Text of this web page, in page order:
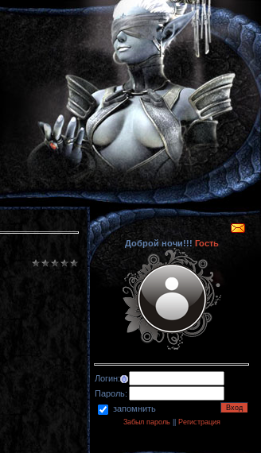
Доброй ночи!!! Гость
Логин:
Пароль:
запомнить
Забыл пароль|| Регистрация